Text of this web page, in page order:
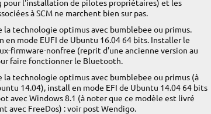
pour l'installation de pilotes propriétaires) et les
à SCM ne marchent bien sur pas.
la technologie optimus avec bumblebee ou primus.
en mode EUFI de Ubuntu 16.04 64 bits. Installer le
firmware-nonfree (reprit d'une ancienne version au
faire fonctionner le Bluetooth.
la technologie optimus avec bumblebee ou primus (à
14.04), install en mode EFI de Ubuntu 14.04 64 bits
avec Windows 8.1 (à noter que ce modèle est livré
avec FreeDos) : voir post Wendigo.